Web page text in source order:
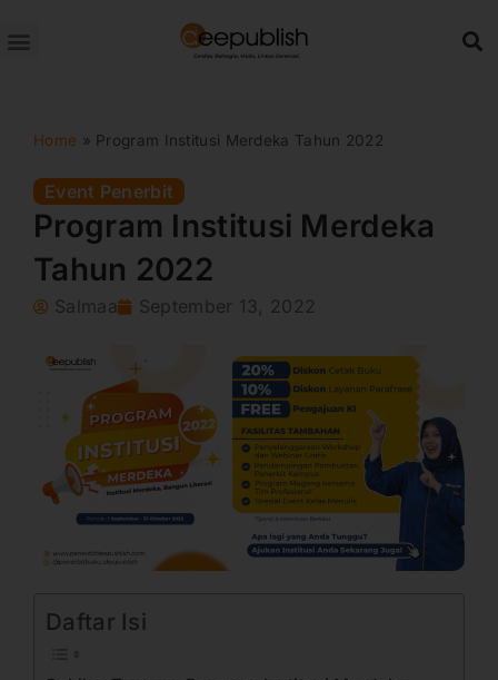
ke
Home » Program Institusi Merdeka Tahun 2022
Event Penerbit
Program Institusi Merdeka
Tahun 2022
Salmaa September 13, 2022
Daftar Isi